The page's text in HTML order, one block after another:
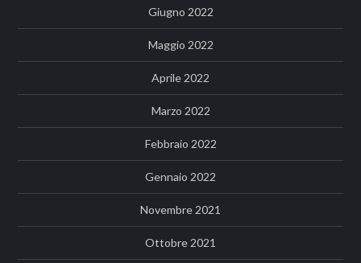
Giugno 2022
Maggio 2022
Aprile 2022
Marzo 2022
Febbraio 2022
Gennaio 2022
Novembre 2021
Ottobre 2021